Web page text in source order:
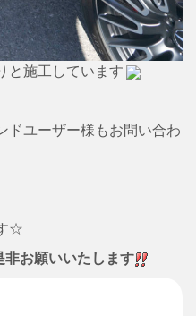
と施工しています
ドユーザー様もお問い合わ
☆
お願いいたします